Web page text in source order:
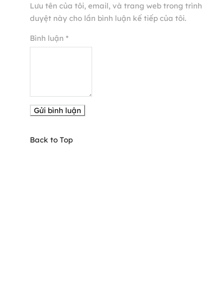
Lưu tên của tôi, email, và trang web trong trình
duyệt này cho lần bình luận kế tiếp của tôi.
Bình luận *
Back to Top